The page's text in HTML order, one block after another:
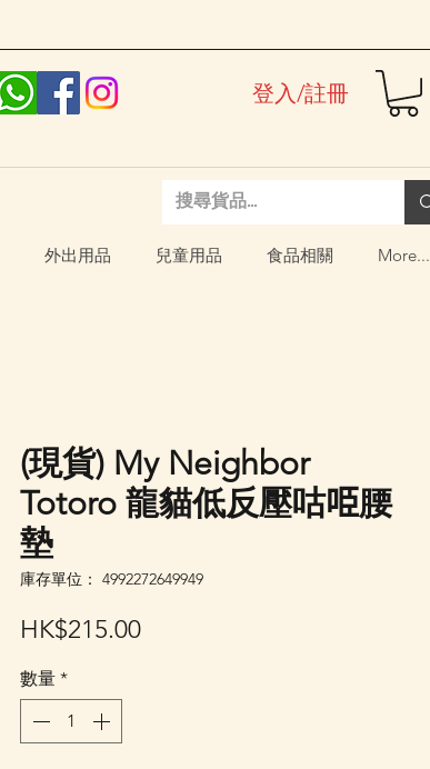
登入/註冊
外出用品 兒童用品 食品相關 More...
(現貨) My Neighbor
Totoro 龍貓低反壓咕𠱸腰
墊
庫存單位： 4992272649949
HK$215.00價
數量 *